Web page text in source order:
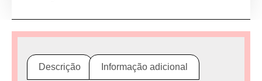
Descrição Informação adicional